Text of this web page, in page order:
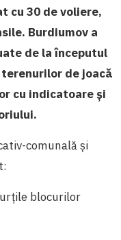
cu 30 de voliere,
Burdiumov a
de la începutul
de joacă
cu indicatoare și
comunală și
blocurilor